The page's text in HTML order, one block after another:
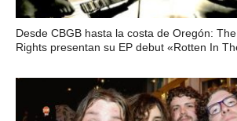
Desde CBGB hasta la costa de Oregón: The
Rights presentan su EP debut «Rotten In